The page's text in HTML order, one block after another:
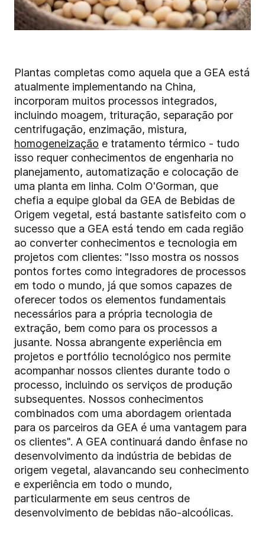
Plantas completas como aquela que a GEA está
atualmente implementando na China,
incorporam muitos processos integrados,
incluindo moagem, trituração, separação por
centrifugação, enzimação, mistura,
homogeneização e tratamento térmico - tudo
isso requer conhecimentos de engenharia no
planejamento, automatização e colocação de
uma planta em linha. Colm O'Gorman, que
chefia a equipe global da GEA de Bebidas de
Origem vegetal, está bastante satisfeito com o
sucesso que a GEA está tendo em cada região
ao converter conhecimentos e tecnologia em
projetos com clientes: "Isso mostra os nossos
pontos fortes como integradores de processos
em todo o mundo, já que somos capazes de
oferecer todos os elementos fundamentais
necessários para a própria tecnologia de
extração, bem como para os processos a
jusante. Nossa abrangente experiência em
projetos e portfólio tecnológico nos permite
acompanhar nossos clientes durante todo o
processo, incluindo os serviços de produção
subsequentes. Nossos conhecimentos
combinados com uma abordagem orientada
para os parceiros da GEA é uma vantagem para
os clientes". A GEA continuará dando ênfase no
desenvolvimento da indústria de bebidas de
origem vegetal, alavancando seu conhecimento
e experiência em todo o mundo,
particularmente em seus centros de
desenvolvimento de bebidas não-alcoólicas.